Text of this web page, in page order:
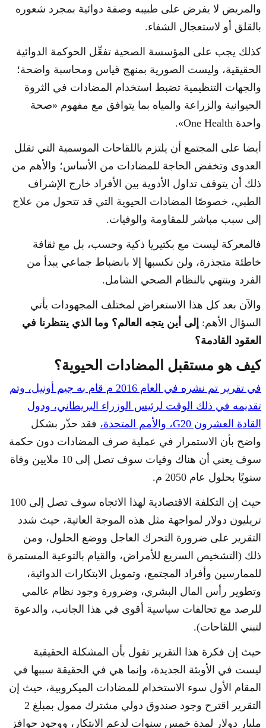
والمريض لا يفرض على طبيبه وصفة دوائية بمجرد شعوره
بالقلق أو لاستعجال الشفاء.
كذلك يجب على المؤسسة الصحية تفعِّل الحوكمة الدوائية
الحقيقية، وليست الصورية بمنهج قياس ومحاسبة واضحة؛
والجهات التنظيمية تضبط استخدام المضادات في الثروة
الحيوانية والزراعة والمياه بما يتوافق مع مفهوم «صحة
واحدة One Health».
أيضا على المجتمع أن يلتزم باللقاحات الموسمية التي تقلل
العدوى وتخفض الحاجة للمضادات من الأساس؛ والأهم من
ذلك أن يتوقف تداول الأدوية بين الأفراد خارج الإشراف
الطبي، خصوصًا المضادات الحيوية التي قد تتحول من علاج
إلى سبب مباشر للمقاومة والوفيات.
فالمعركة ليست مع بكتيريا ذكية وحسب، بل مع ثقافة
خاطئة متجذرة، ولن نكسبها إلا بانضباط جماعي يبدأ من
الفرد وينتهي بالنظام الصحي الشامل.
والآن بعد كل هذا الاستعراض لمختلف المجهودات يأتي
السؤال الأهم: إلى أين يتجه العالم؟ وما الذي ينتظرنا في
العقود القادمة؟
كيف هو مستقبل المضادات الحيوية؟
في تقرير تم نشره في العام 2016 م قام به جيم أونيل، وتم
تقديمه في ذلك الوقت لرئيس الوزراء البريطاني، ودول
القادة العشرون G20، والأمم المتحدة،
فقد حذّر بشكل
واضح بأن الاستمرار في عملية صرف المضادات دون حكمة
سوف يعني أن هناك وفيات سوف تصل إلى 10 ملايين وفاة
سنويًا بحلول عام 2050 م.
حيث إن التكلفة الاقتصادية لهذا الاتجاه سوف تصل إلى 100
تريليون دولار لمواجهة مثل هذه الموجة العاتية، حيث شدد
التقرير على ضرورة التحرك العاجل ووضع الحلول، ومن
ذلك (التشخيص السريع للأمراض، والقيام بالتوعية المستمرة
للممارسين وأفراد المجتمع، وتمويل الابتكارات الدوائية،
وتطوير رأس المال البشري، وضرورة وجود نظام عالمي
للرصد مع تحالفات سياسية أقوى في هذا الجانب، والدعوة
لتبني اللقاحات).
حيث إن فكرة هذا التقرير تقول بأن المشكلة الحقيقية
ليست في الأوبئة الجديدة، وإنما هي في الحقيقة سببها في
المقام الأول سوء الاستخدام للمضادات الميكروبية، حيث إن
التقرير اقترح وجود صندوق دولي مشترك ممول بمبلغ 2
مليار دولار لمدة خمس سنوات لدعم الابتكار، ووجود حوافز